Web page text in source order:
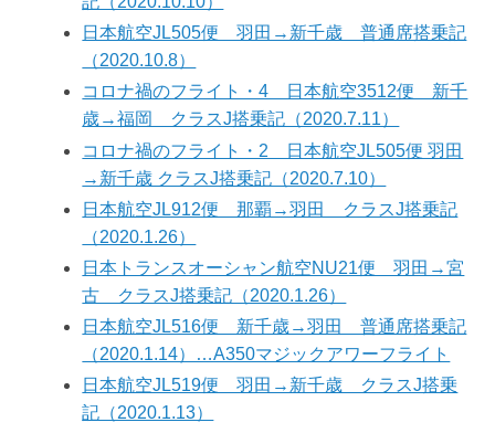
日本航空JL505便 羽田→新千歳 普通席搭乗記
（2020.10.8）
コロナ禍のフライト・4 日本航空3512便 新千
歳→福岡 クラスJ搭乗記（2020.7.11）
コロナ禍のフライト・2 日本航空JL505便 羽田
→新千歳 クラスJ搭乗記（2020.7.10）
日本航空JL912便 那覇→羽田 クラスJ搭乗記
（2020.1.26）
日本トランスオーシャン航空NU21便 羽田→宮
古 クラスJ搭乗記（2020.1.26）
日本航空JL516便 新千歳→羽田 普通席搭乗記
（2020.1.14）…A350マジックアワーフライト
日本航空JL519便 羽田→新千歳 クラスJ搭乗
記（2020.1.13）